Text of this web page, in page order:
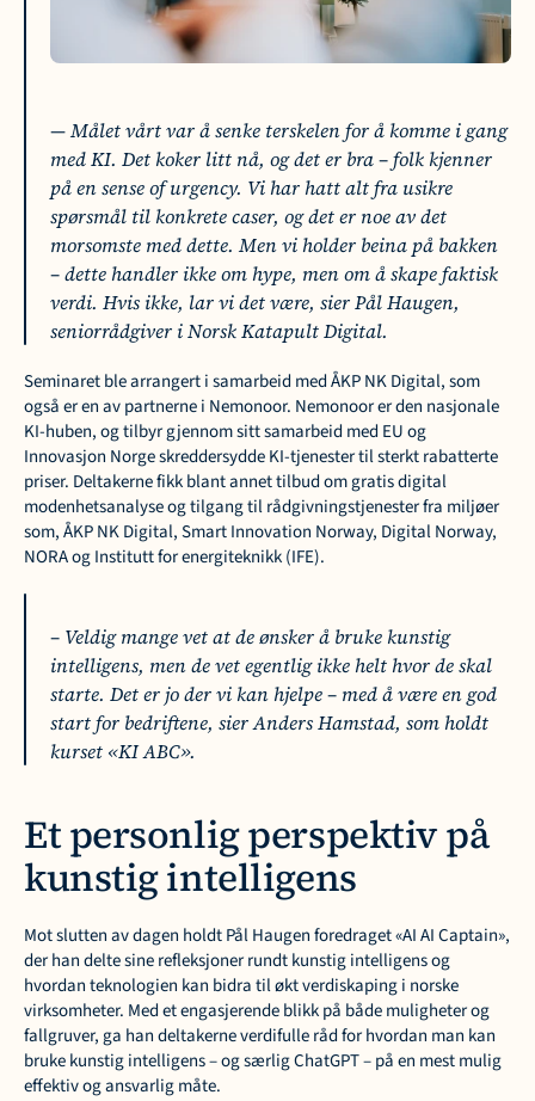
— Målet vårt var å senke terskelen for å komme i gang
med KI. Det koker litt nå, og det er bra – folk kjenner
på en sense of urgency. Vi har hatt alt fra usikre
spørsmål til konkrete caser, og det er noe av det
morsomste med dette. Men vi holder beina på bakken
– dette handler ikke om hype, men om å skape faktisk
verdi. Hvis ikke, lar vi det være, sier Pål Haugen,
seniorrådgiver i Norsk Katapult Digital.
Seminaret ble arrangert i samarbeid med ÅKP NK Digital, som
også er en av partnerne i Nemonoor. Nemonoor er den nasjonale
KI-huben, og tilbyr gjennom sitt samarbeid med EU og
Innovasjon Norge skreddersydde KI-tjenester til sterkt rabatterte
priser. Deltakerne fikk blant annet tilbud om gratis digital
modenhetsanalyse og tilgang til rådgivningstjenester fra miljøer
som, ÅKP NK Digital, Smart Innovation Norway, Digital Norway,
NORA og Institutt for energiteknikk (IFE).
– Veldig mange vet at de ønsker å bruke kunstig
intelligens, men de vet egentlig ikke helt hvor de skal
starte. Det er jo der vi kan hjelpe – med å være en god
start for bedriftene, sier Anders Hamstad, som holdt
kurset «KI ABC».
Et personlig perspektiv på
kunstig intelligens
Mot slutten av dagen holdt Pål Haugen foredraget «AI AI Captain»,
der han delte sine refleksjoner rundt kunstig intelligens og
hvordan teknologien kan bidra til økt verdiskaping i norske
virksomheter. Med et engasjerende blikk på både muligheter og
fallgruver, ga han deltakerne verdifulle råd for hvordan man kan
bruke kunstig intelligens – og særlig ChatGPT – på en mest mulig
effektiv og ansvarlig måte.